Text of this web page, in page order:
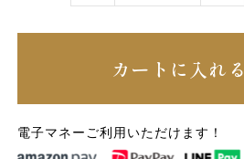
カートに入れる
電子マネーご利用いただけます！